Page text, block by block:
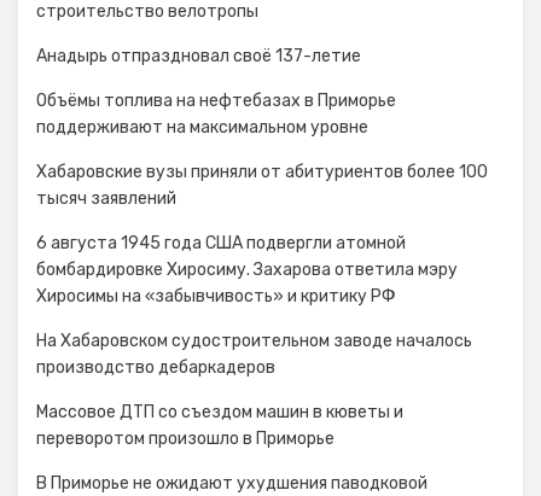
строительство велотропы
Анадырь отпраздновал своё 137-летие
Объёмы топлива на нефтебазах в Приморье
поддерживают на максимальном уровне
Хабаровские вузы приняли от абитуриентов более 100
тысяч заявлений
6 августа 1945 года США подвергли атомной
бомбардировке Хиросиму. Захарова ответила мэру
Хиросимы на «забывчивость» и критику РФ
На Хабаровском судостроительном заводе началось
производство дебаркадеров
Массовое ДТП со съездом машин в кюветы и
переворотом произошло в Приморье
В Приморье не ожидают ухудшения паводковой